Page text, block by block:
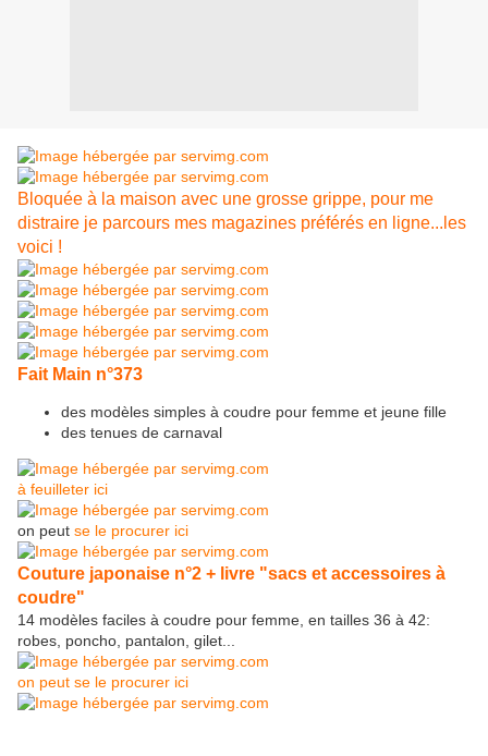
Bloquée à la maison avec une grosse grippe, pour me
distraire je parcours mes magazines préférés en ligne...les
voici !
Fait Main n°373
des modèles simples à coudre pour femme et jeune fille
des tenues de carnaval
à feuilleter ici
on peut se le procurer ici
Couture japonaise n°2 + livre "sacs et accessoires à
coudre"
14 modèles faciles à coudre pour femme, en tailles 36 à 42:
robes, poncho, pantalon, gilet...
on peut se le procurer ici